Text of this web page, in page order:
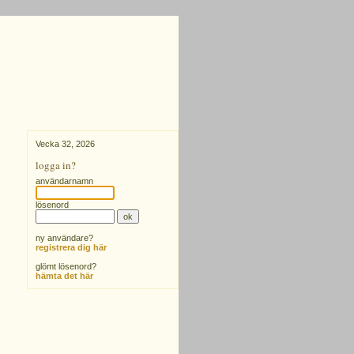
Vecka 32, 2026
logga in?
användarnamn
lösenord
ny användare?
registrera dig här
glömt lösenord?
hämta det här